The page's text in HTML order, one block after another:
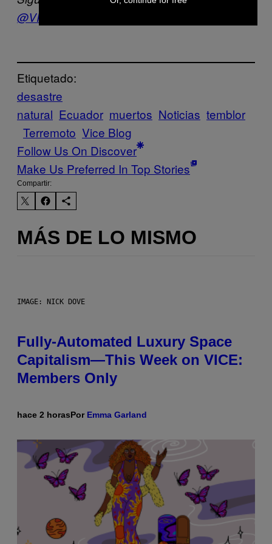
@VICENewsES
Etiquetado:
desastre
natural Ecuador muertos Noticias temblor
Terremoto Vice Blog
Follow Us On Discover
Make Us Preferred In Top Stories
Compartir:
MÁS DE LO MISMO
IMAGE: NICK DOVE
Fully-Automated Luxury Space
Capitalism—This Week on VICE:
Members Only
hace 2 horasPor Emma Garland